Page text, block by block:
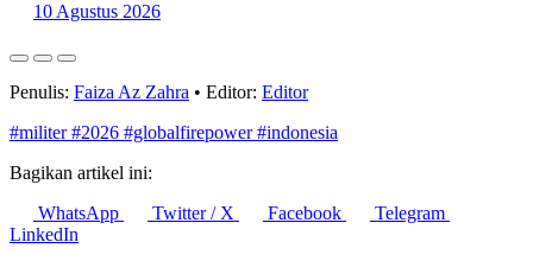
10 Agustus 2026
Penulis: Faiza Az Zahra • Editor: Editor
#militer#2026 #globalfirepower#indonesia
Bagikan artikel ini:
WhatsApp
Twitter / X Facebook
Telegram
LinkedIn